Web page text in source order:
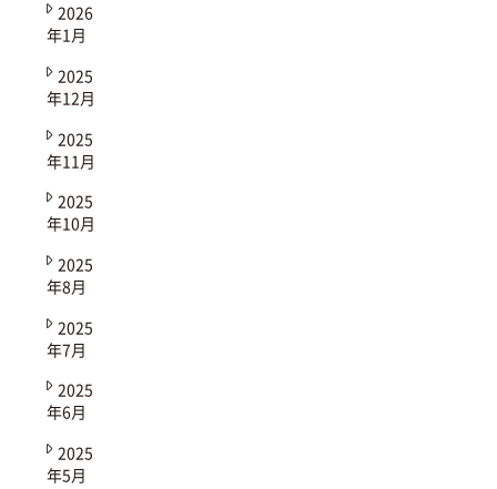
2026
年1月
2025
年12月
2025
年11月
2025
年10月
2025
年8月
2025
年7月
2025
年6月
2025
年5月